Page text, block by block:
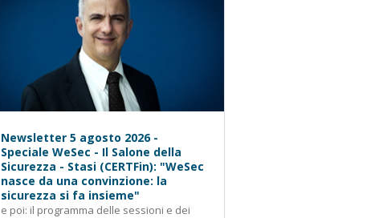
Newsletter 5 agosto 2026 -
Speciale WeSec - Il Salone della
Sicurezza - Stasi (CERTFin): "WeSec
nasce da una convinzione: la
sicurezza si fa insieme"
e poi: il programma delle sessioni e dei